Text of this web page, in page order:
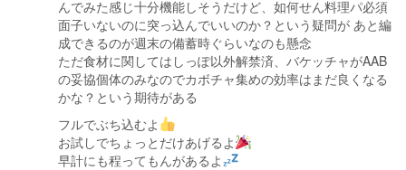
んでみた感じ十分機能しそうだけど、如何せん料理パ必須
面子いないのに突っ込んでいいのか？という疑問が あと編
成できるのが週末の備蓄時ぐらいなのも懸念
ただ食材に関してはしっぽ以外解禁済、バケッチャがAAB
の妥協個体のみなのでカボチャ集めの効率はまだ良くなる
かな？という期待がある
フルでぶち込むよ
お試しでちょっとだけあげるよ
早計にも程ってもんがあるよ